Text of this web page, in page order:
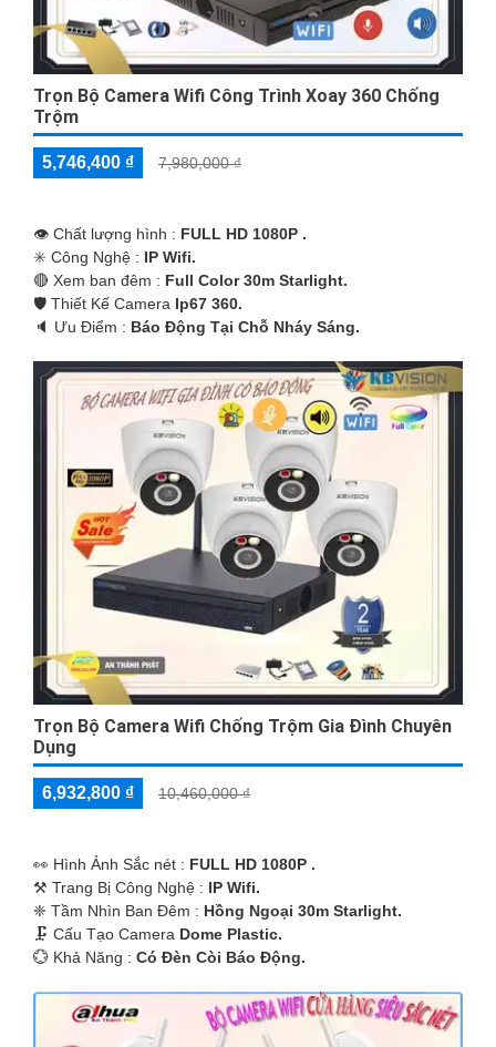
Trọn Bộ Camera Wifi Công Trình Xoay 360 Chống
Trộm
5,746,400 ₫ 7,980,000 ₫
👁 Chất lượng hình : FULL HD 1080P .
✳️ Công Nghệ : IP Wifi.
🔴 Xem ban đêm : Full Color 30m Starlight.
🛡 Thiết Kế Camera Ip67 360.
️🔈 Ưu Điểm : Báo Động Tại Chỗ Nháy Sáng.
Trọn Bộ Camera Wifi Chống Trộm Gia Đình Chuyên
Dụng
6,932,800 ₫ 10,460,000 ₫
️👀 Hình Ảnh Sắc nét : FULL HD 1080P .
⚒ Trang Bị Công Nghệ : IP Wifi.
❈ Tầm Nhìn Ban Đêm : Hồng Ngoại 30m Starlight.
🗜️ Cấu Tạo Camera Dome Plastic.
️💮 Khả Năng : Có Ðèn Còi Báo Động.